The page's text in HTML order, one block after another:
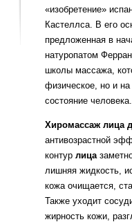
«изобретение»
Кастеллса. В его
предложенная в
натуропатом
школы массажа,
физическое, но и
состояние
Хиромассаж лица
антивозрастной
контур лица
лишняя жидкость,
кожа очищается,
Также уходит
жирность кожи,